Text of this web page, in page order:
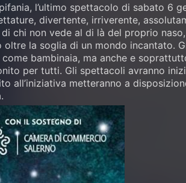
l’ultimo spettacolo di sabato 6
divertente, irriverente,
chi non vede al di là del proprio
la soglia di un mondo incantato.
bambinaia, ma anche e
per tutti. Gli spettacoli avranno
all’iniziativa metteranno a